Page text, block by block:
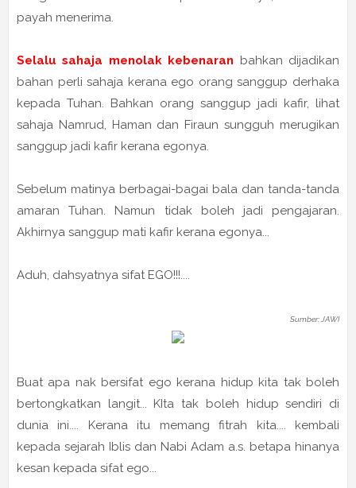
payah menerima.
Selalu sahaja menolak kebenaran bahkan dijadikan
bahan perli sahaja kerana ego orang sanggup derhaka
kepada Tuhan. Bahkan orang sanggup jadi kafir, lihat
sahaja Namrud, Haman dan Firaun sungguh merugikan
sanggup jadi kafir kerana egonya.
Sebelum matinya berbagai-bagai bala dan tanda-tanda
amaran Tuhan. Namun tidak boleh jadi pengajaran.
Akhirnya sanggup mati kafir kerana egonya...
Aduh, dahsyatnya sifat EGO!!!....
Sumber: JAWI
Buat apa nak bersifat ego kerana hidup kita tak boleh
bertongkatkan langit... KIta tak boleh hidup sendiri di
dunia ini.... Kerana itu memang fitrah kita.... kembali
kepada sejarah Iblis dan Nabi Adam a.s. betapa hinanya
kesan kepada sifat ego...